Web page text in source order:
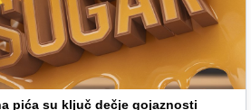
pića su ključ dečje gojaznosti